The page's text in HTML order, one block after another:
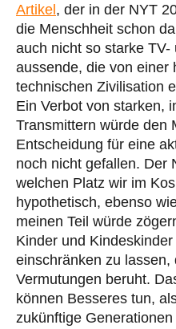
Artikel , der in der NYT
die Menschheit schon
auch nicht so starke
aussende, die von einer
technischen Zivilisation
Ein Verbot von starken,
Transmittern würde den
Entscheidung für eine
noch nicht gefallen. Der
welchen Platz wir im
hypothetisch, ebenso
meinen Teil würde
Kinder und
einschränken zu
Vermutungen beruht.
können Besseres tun,
zukünftige